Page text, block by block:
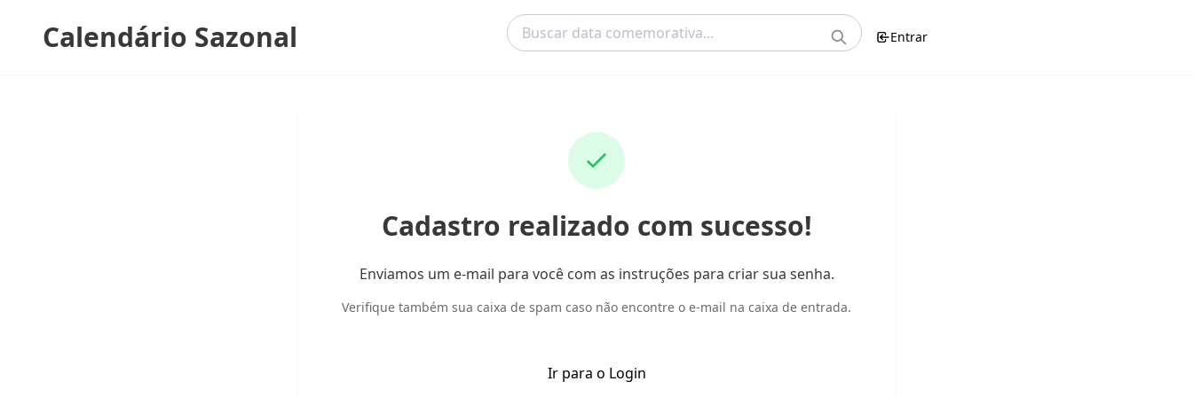
Calendário Sazonal Entrar
Cadastro realizado com sucesso!
Enviamos um e-mail para você com as instruções para criar sua senha.
Verifique também sua caixa de spam caso não encontre o e-mail na caixa de entrada.
Ir para o Login